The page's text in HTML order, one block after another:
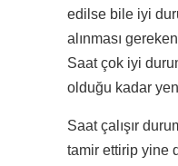
edilse bile iyi
alınması
Saat çok iyi
olduğu kadar
Saat çalışır
tamir ettirip yine